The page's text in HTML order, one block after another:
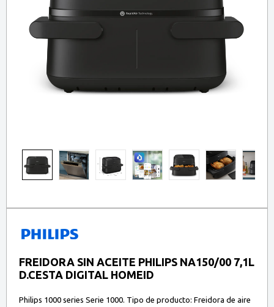
FREIDORA SIN ACEITE PHILIPS NA150/00 7,1L
D.CESTA DIGITAL HOMEID
Philips 1000 series Serie 1000. Tipo de producto: Freidora de aire